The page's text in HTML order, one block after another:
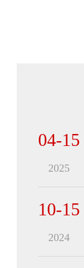
04-15
2025
10-15
2024